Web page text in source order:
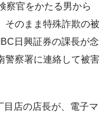
察官をかたる男から
そのまま特殊詐欺の被
日興証券の課長が念
警察署に連絡して被害
目店の店長が、電子マ